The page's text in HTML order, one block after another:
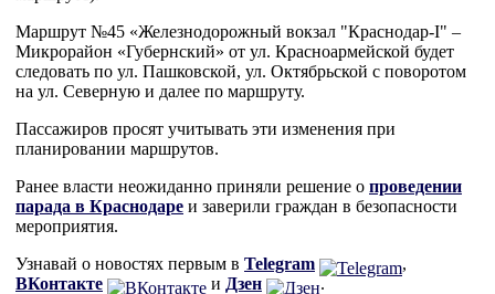
Маршрут №45 «Железнодорожный вокзал "Краснодар-I" –
Микрорайон «Губернский» от ул. Красноармейской будет
следовать по ул. Пашковской, ул. Октябрьской с поворотом
на ул. Северную и далее по маршруту.
Пассажиров просят учитывать эти изменения при
планировании маршрутов.
Ранее власти неожиданно приняли решение о проведении
парада в Краснодаре и заверили граждан в безопасности
мероприятия.
Узнавай о новостях первым в Telegram
,
ВКонтакте
и Дзен .